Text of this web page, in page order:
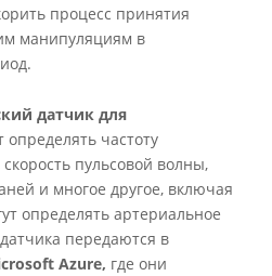
процесс принятия
манипуляциям в
датчик для
частоту
пульсовой волны,
и многое другое, включая
определять артериальное
передаются в
Azure, где они